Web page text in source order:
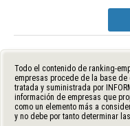
Todo el contenido de ranking-
empresas procede de la base de
tratada y suministrada por
información de empresas que
como un elemento más a
y no debe por tanto determinar